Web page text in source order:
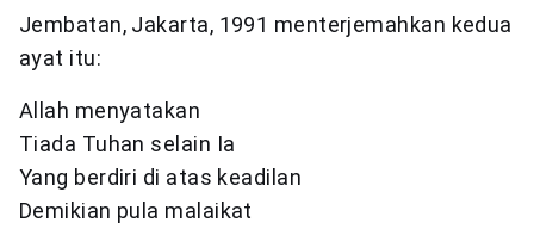
Jembatan, Jakarta, 1991 menterjemahkan kedua
ayat itu:
Allah menyatakan
Tiada Tuhan selain Ia
Yang berdiri di atas keadilan
Demikian pula malaikat